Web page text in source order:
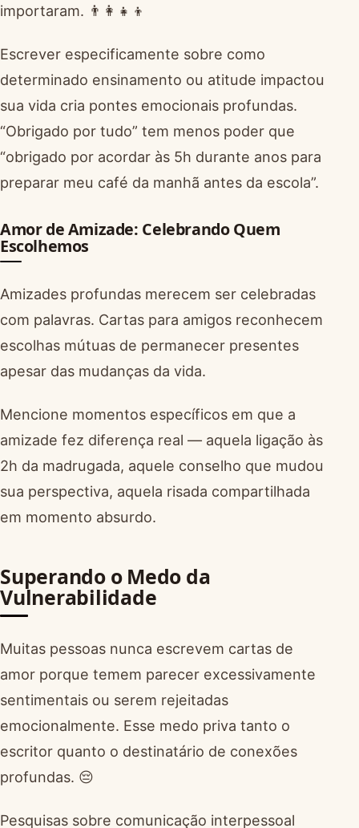
importaram. 👨‍👩‍👧‍👦
Escrever especificamente sobre como
determinado ensinamento ou atitude impactou
sua vida cria pontes emocionais profundas.
“Obrigado por tudo” tem menos poder que
“obrigado por acordar às 5h durante anos para
preparar meu café da manhã antes da escola”.
Amor de Amizade: Celebrando Quem
Escolhemos
Amizades profundas merecem ser celebradas
com palavras. Cartas para amigos reconhecem
escolhas mútuas de permanecer presentes
apesar das mudanças da vida.
Mencione momentos específicos em que a
amizade fez diferença real — aquela ligação às
2h da madrugada, aquele conselho que mudou
sua perspectiva, aquela risada compartilhada
em momento absurdo.
Superando o Medo da
Vulnerabilidade
Muitas pessoas nunca escrevem cartas de
amor porque temem parecer excessivamente
sentimentais ou serem rejeitadas
emocionalmente. Esse medo priva tanto o
escritor quanto o destinatário de conexões
profundas. 😔
Pesquisas sobre comunicação interpessoal